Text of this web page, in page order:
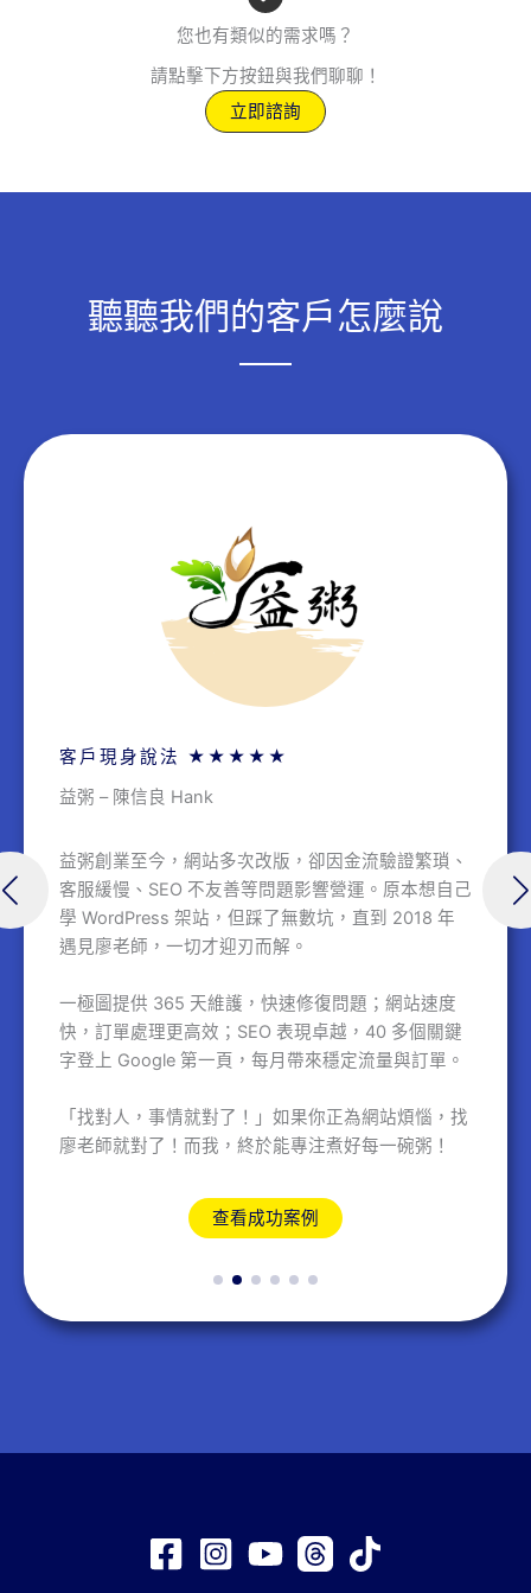
您也有類似的需求嗎？
請點擊下方按鈕與我們聊聊！
立即諮詢
聽聽我們的客戶怎麼說
客戶現身說法 ★★★★★
益粥 – 陳信良 Hank
益粥創業至今，網站多次改版，卻因金流驗證繁瑣、
客服緩慢、SEO 不友善等問題影響營運。原本想自己
學 WordPress 架站，但踩了無數坑，直到 2018 年
遇見廖老師，一切才迎刃而解。
一極圖提供 365 天維護，快速修復問題；網站速度
快，訂單處理更高效；SEO 表現卓越，40 多個關鍵
字登上 Google 第一頁，每月帶來穩定流量與訂單。
「找對人，事情就對了！」如果你正為網站煩惱，找
廖老師就對了！而我，終於能專注煮好每一碗粥！
查看成功案例